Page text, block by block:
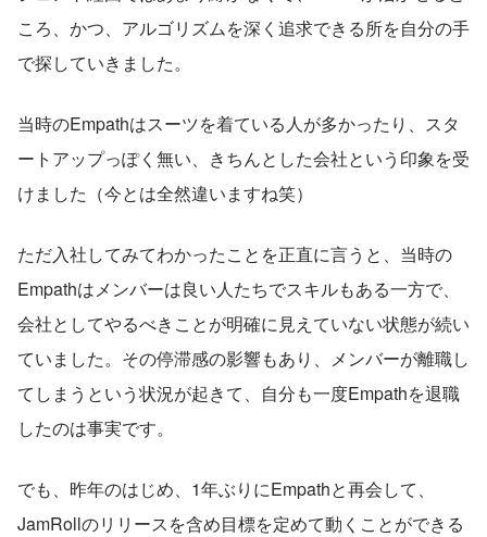
ころ、かつ、アルゴリズムを深く追求できる所を自分の手
で探していきました。
当時のEmpathはスーツを着ている人が多かったり、スタ
ートアップっぽく無い、きちんとした会社という印象を受
けました（今とは全然違いますね笑）
ただ入社してみてわかったことを正直に言うと、当時の
Empathはメンバーは良い人たちでスキルもある一方で、
会社としてやるべきことが明確に見えていない状態が続い
ていました。その停滞感の影響もあり、メンバーが離職し
てしまうという状況が起きて、自分も一度Empathを退職
したのは事実です。
でも、昨年のはじめ、1年ぶりにEmpathと再会して、
JamRollのリリースを含め目標を定めて動くことができる